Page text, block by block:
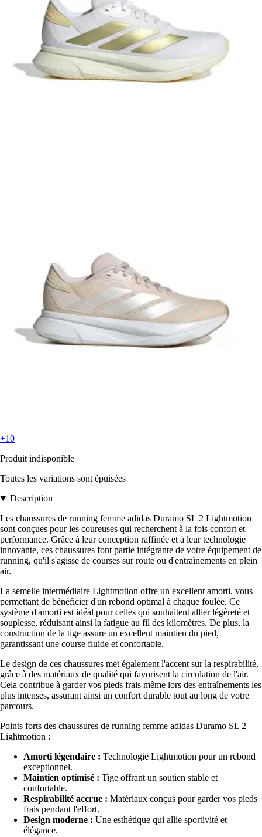
+10
Produit indisponible
Toutes les variations sont épuisées
Description
Les chaussures de running femme adidas Duramo SL 2 Lightmotion
sont conçues pour les coureuses qui recherchent à la fois confort et
performance. Grâce à leur conception raffinée et à leur technologie
innovante, ces chaussures font partie intégrante de votre équipement de
running, qu'il s'agisse de courses sur route ou d'entraînements en plein
air.
La semelle intermédiaire Lightmotion offre un excellent amorti, vous
permettant de bénéficier d'un rebond optimal à chaque foulée. Ce
système d'amorti est idéal pour celles qui souhaitent allier légèreté et
souplesse, réduisant ainsi la fatigue au fil des kilomètres. De plus, la
construction de la tige assure un excellent maintien du pied,
garantissant une course fluide et confortable.
Le design de ces chaussures met également l'accent sur la respirabilité,
grâce à des matériaux de qualité qui favorisent la circulation de l'air.
Cela contribue à garder vos pieds frais même lors des entraînements les
plus intenses, assurant ainsi un confort durable tout au long de votre
parcours.
Points forts des chaussures de running femme adidas Duramo SL 2
Lightmotion :
Amorti légendaire : Technologie Lightmotion pour un rebond
exceptionnel.
Maintien optimisé : Tige offrant un soutien stable et
confortable.
Respirabilité accrue : Matériaux conçus pour garder vos pieds
frais pendant l'effort.
Design moderne : Une esthétique qui allie sportivité et
élégance.